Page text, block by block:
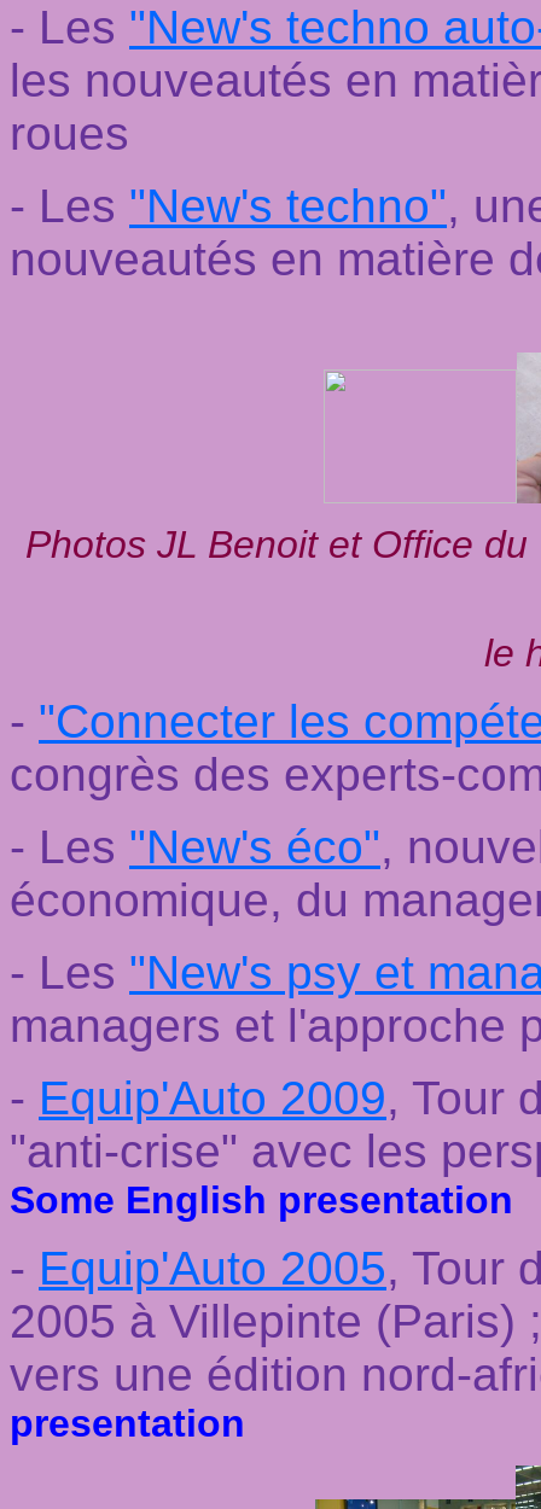
- Les "New's techno
les nouveautés en
roues
- Les "New's techno",
nouveautés en matière
Photos JL Benoit et Office
le
- "Connecter les
congrès des experts-
- Les "New's éco",
économique, du
- Les "New's psy et
managers et l'approche
- Equip'Auto 2009, Tour
"anti-crise" avec les
Some English presentation
- Equip'Auto 2005, Tour
2005 à Villepinte (Paris)
vers une édition nord-
presentation